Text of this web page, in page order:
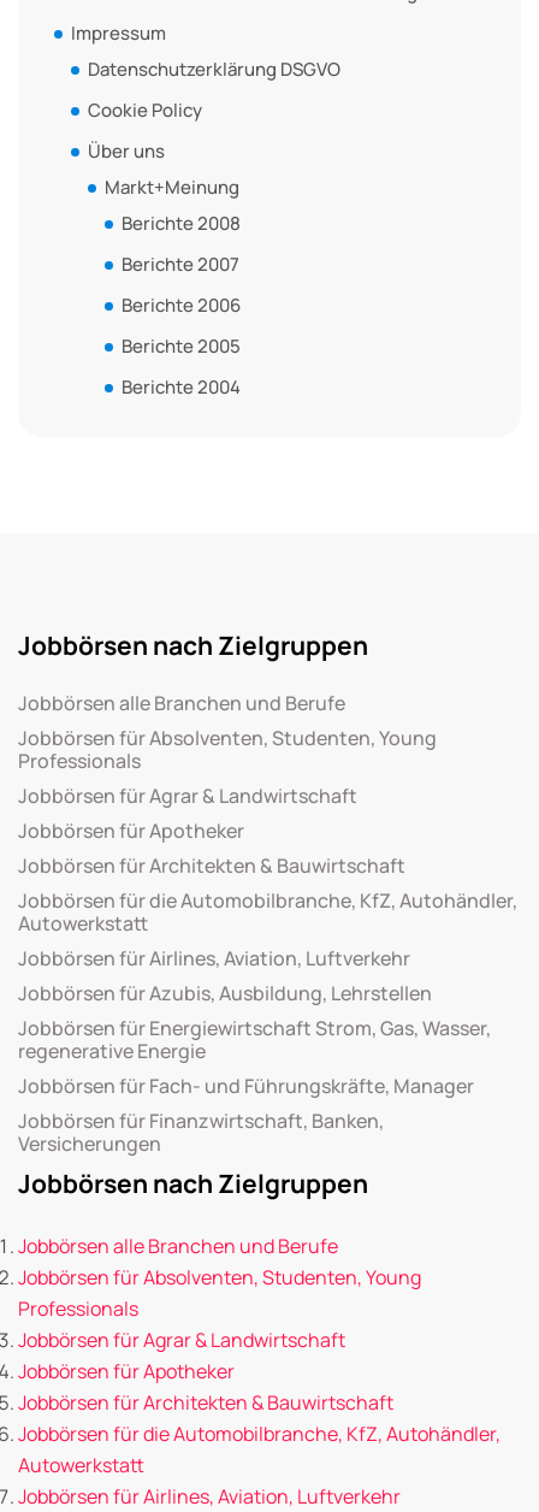
Impressum
Datenschutzerklärung DSGVO
Cookie Policy
Über uns
Markt+Meinung
Berichte 2008
Berichte 2007
Berichte 2006
Berichte 2005
Berichte 2004
Jobbörsen nach Zielgruppen
Jobbörsen alle Branchen und Berufe
Jobbörsen für Absolventen, Studenten, Young
Professionals
Jobbörsen für Agrar & Landwirtschaft
Jobbörsen für Apotheker
Jobbörsen für Architekten & Bauwirtschaft
Jobbörsen für die Automobilbranche, KfZ, Autohändler,
Autowerkstatt
Jobbörsen für Airlines, Aviation, Luftverkehr
Jobbörsen für Azubis, Ausbildung, Lehrstellen
Jobbörsen für Energiewirtschaft Strom, Gas, Wasser,
regenerative Energie
Jobbörsen für Fach- und Führungskräfte, Manager
Jobbörsen für Finanzwirtschaft, Banken,
Versicherungen
Jobbörsen nach Zielgruppen
Jobbörsen alle Branchen und Berufe
Jobbörsen für Absolventen, Studenten, Young
Professionals
Jobbörsen für Agrar & Landwirtschaft
Jobbörsen für Apotheker
Jobbörsen für Architekten & Bauwirtschaft
Jobbörsen für die Automobilbranche, KfZ, Autohändler,
Autowerkstatt
Jobbörsen für Airlines, Aviation, Luftverkehr